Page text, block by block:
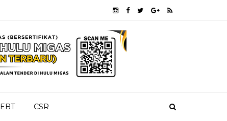
EBT CSR